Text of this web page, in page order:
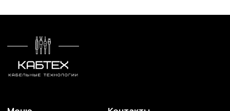
Силовой провод и кабель
Волоконно-оптический кабель